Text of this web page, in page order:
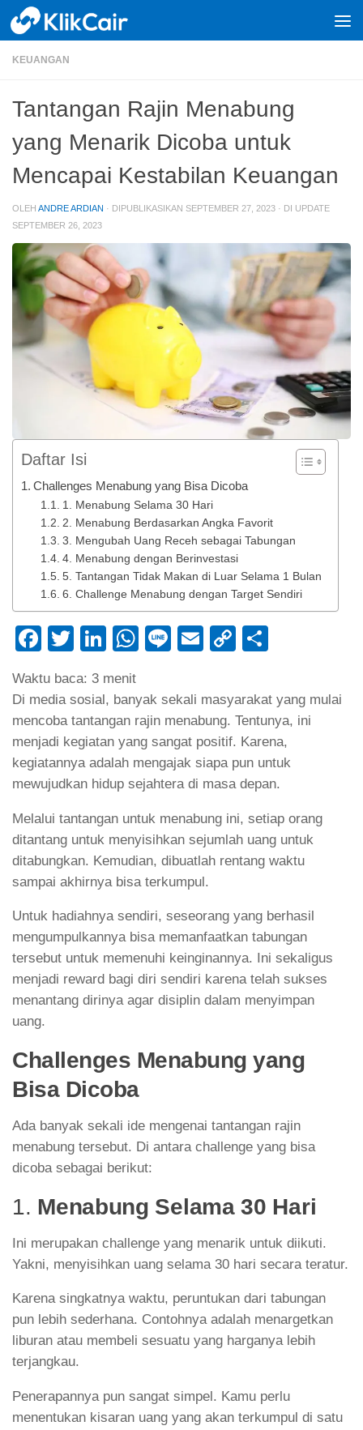
Skip to content
KEUANGAN
Tantangan Rajin Menabung
yang Menarik Dicoba untuk
Mencapai Kestabilan Keuangan
OLEH ANDRE ARDIAN · DIPUBLIKASIKAN SEPTEMBER 27, 2023 · DI UPDATE
SEPTEMBER 26, 2023
Daftar Isi
Challenges Menabung yang Bisa Dicoba
1. Menabung Selama 30 Hari
2. Menabung Berdasarkan Angka Favorit
3. Mengubah Uang Receh sebagai Tabungan
4. Menabung dengan Berinvestasi
5. Tantangan Tidak Makan di Luar Selama 1 Bulan
6. Challenge Menabung dengan Target Sendiri
Facebook
TwitterLinkedIn
WhatsApp
LineEmailCopy
Waktu baca: 3 menit
Di media sosial, banyak sekali masyarakat yang mulai
mencoba tantangan rajin menabung. Tentunya, ini
menjadi kegiatan yang sangat positif. Karena,
kegiatannya adalah mengajak siapa pun untuk
mewujudkan hidup sejahtera di masa depan.
Melalui tantangan untuk menabung ini, setiap orang
ditantang untuk menyisihkan sejumlah uang untuk
ditabungkan. Kemudian, dibuatlah rentang waktu
sampai akhirnya bisa terkumpul.
Untuk hadiahnya sendiri, seseorang yang berhasil
mengumpulkannya bisa memanfaatkan tabungan
tersebut untuk memenuhi keinginannya. Ini sekaligus
menjadi reward bagi diri sendiri karena telah sukses
menantang dirinya agar disiplin dalam menyimpan
uang.
Challenges Menabung yang
Bisa Dicoba
Ada banyak sekali ide mengenai tantangan rajin
menabung tersebut. Di antara challenge yang bisa
dicoba sebagai berikut:
1. Menabung Selama 30 Hari
Ini merupakan challenge yang menarik untuk diikuti.
Yakni, menyisihkan uang selama 30 hari secara teratur.
Karena singkatnya waktu, peruntukan dari tabungan
pun lebih sederhana. Contohnya adalah menargetkan
liburan atau membeli sesuatu yang harganya lebih
terjangkau.
Penerapannya pun sangat simpel. Kamu perlu
menentukan kisaran uang yang akan terkumpul di satu